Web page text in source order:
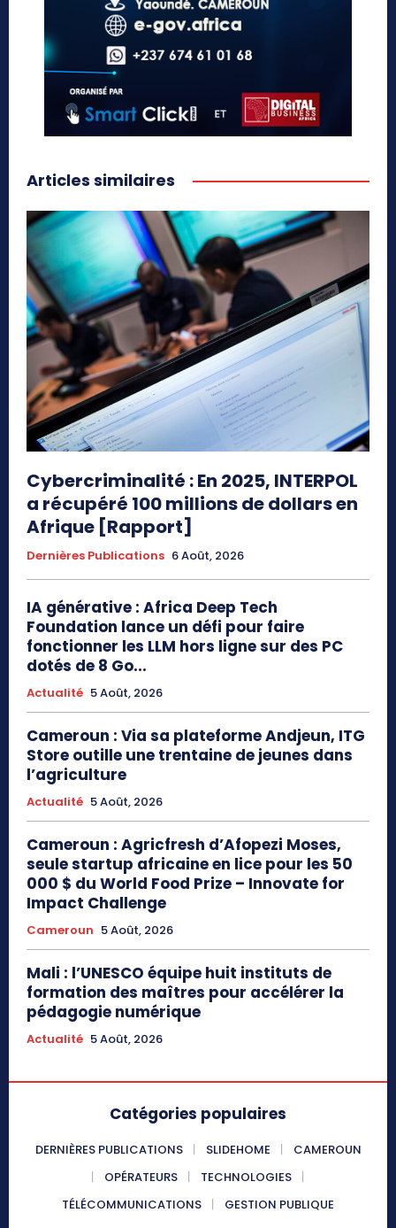
Articles similaires
Cybercriminalité : En 2025, INTERPOL
a récupéré 100 millions de dollars en
Afrique [Rapport]
Dernières Publications 6 Août, 2026
IA générative : Africa Deep Tech
Foundation lance un défi pour faire
fonctionner les LLM hors ligne sur des PC
dotés de 8 Go...
Actualité 5 Août, 2026
Cameroun : Via sa plateforme Andjeun, ITG
Store outille une trentaine de jeunes dans
l’agriculture
Actualité 5 Août, 2026
Cameroun : Agricfresh d’Afopezi Moses,
seule startup africaine en lice pour les 50
000 $ du World Food Prize – Innovate for
Impact Challenge
Cameroun 5 Août, 2026
Mali : l’UNESCO équipe huit instituts de
formation des maîtres pour accélérer la
pédagogie numérique
Actualité 5 Août, 2026
Catégories populaires
DERNIÈRES PUBLICATIONS SLIDEHOME
CAMEROUN
OPÉRATEURS
TECHNOLOGIES
TÉLÉCOMMUNICATIONS
GESTION PUBLIQUE